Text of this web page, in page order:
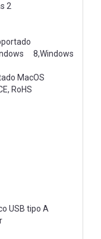
2
8,Windows
MacOS
RoHS
USB tipo A